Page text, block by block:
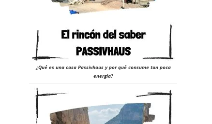
¿Qué es una casa Passivhaus y por qué consume tan poca
energía?